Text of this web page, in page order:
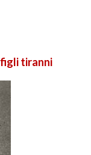
tiranni